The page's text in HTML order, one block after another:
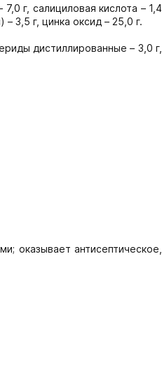
г, салициловая кислота – 1,4
3,5 г, цинка оксид – 25,0 г.
дистиллированные – 3,0 г,
оказывает антисептическое,